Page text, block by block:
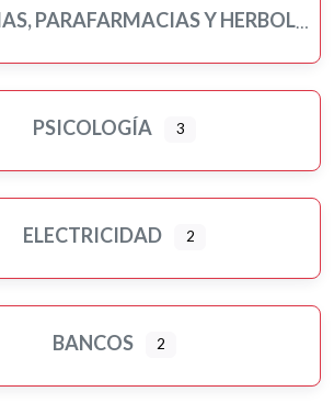
PARAFARMACIAS Y HERBOLARIOS
PSICOLOGÍA 3
ELECTRICIDAD 2
BANCOS 2